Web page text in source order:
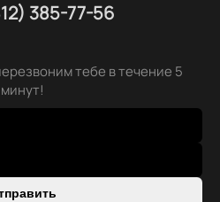
385-77-56
тебе в течение 5
минут!